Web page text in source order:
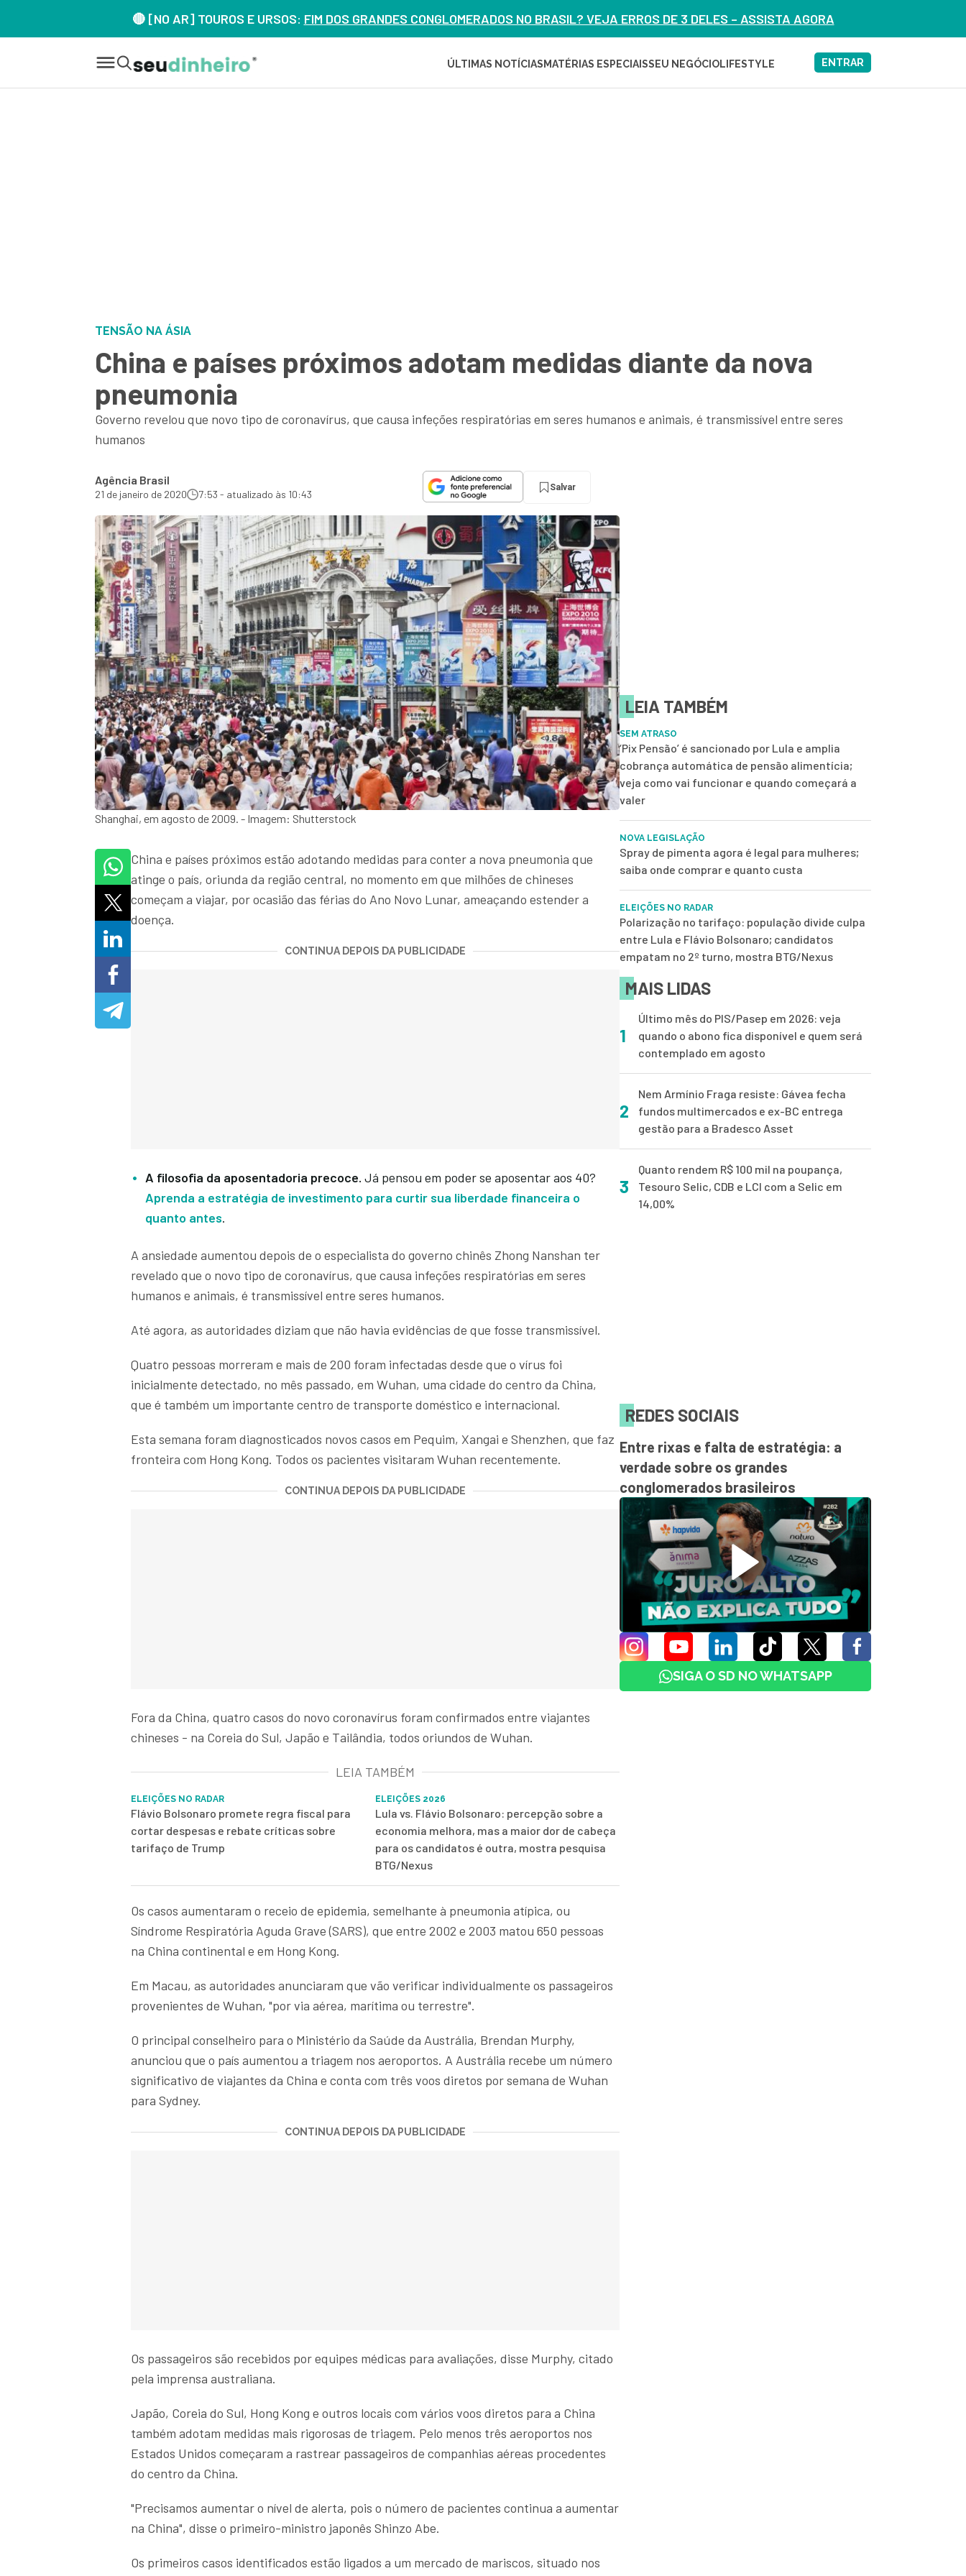
🔴 [NO AR] TOUROS E URSOS: FIM DOS GRANDES CONGLOMERADOS NO BRASIL? VEJA ERROS DE 3 DELES – ASSISTA AGORA
ÚLTIMAS NOTÍCIAS MATÉRIAS ESPECIAISSEU NEGÓCIOLIFESTYLE ENTRAR
TENSÃO NA ÁSIA
China e países próximos adotam medidas diante da nova
pneumonia
Governo revelou que novo tipo de coronavírus, que causa infeções respiratórias em seres humanos e animais, é transmissível entre seres
humanos
Agência Brasil
21 de janeiro de 2020 7:53 - atualizado às 10:43
Salvar
Shanghai, em agosto de 2009. - Imagem: Shutterstock
China e países próximos estão adotando medidas para conter a nova pneumonia que
atinge o país, oriunda da região central, no momento em que milhões de chineses
começam a viajar, por ocasião das férias do Ano Novo Lunar, ameaçando estender a
doença.
CONTINUA DEPOIS DA PUBLICIDADE
A filosofia da aposentadoria precoce. Já pensou em poder se aposentar aos 40?
Aprenda a estratégia de investimento para curtir sua liberdade financeira o
quanto antes.
A ansiedade aumentou depois de o especialista do governo chinês Zhong Nanshan ter
revelado que o novo tipo de coronavírus, que causa infeções respiratórias em seres
humanos e animais, é transmissível entre seres humanos.
Até agora, as autoridades diziam que não havia evidências de que fosse transmissível.
Quatro pessoas morreram e mais de 200 foram infectadas desde que o vírus foi
inicialmente detectado, no mês passado, em Wuhan, uma cidade do centro da China,
que é também um importante centro de transporte doméstico e internacional.
Esta semana foram diagnosticados novos casos em Pequim, Xangai e Shenzhen, que faz
fronteira com Hong Kong. Todos os pacientes visitaram Wuhan recentemente.
CONTINUA DEPOIS DA PUBLICIDADE
Fora da China, quatro casos do novo coronavírus foram confirmados entre viajantes
chineses - na Coreia do Sul, Japão e Tailândia, todos oriundos de Wuhan.
LEIA TAMBÉM
ELEIÇÕES NO RADAR
Flávio Bolsonaro promete regra fiscal para
cortar despesas e rebate críticas sobre
tarifaço de Trump
ELEIÇÕES 2026
Lula vs. Flávio Bolsonaro: percepção sobre a
economia melhora, mas a maior dor de cabeça
para os candidatos é outra, mostra pesquisa
BTG/Nexus
Os casos aumentaram o receio de epidemia, semelhante à pneumonia atípica, ou
Síndrome Respiratória Aguda Grave (SARS), que entre 2002 e 2003 matou 650 pessoas
na China continental e em Hong Kong.
Em Macau, as autoridades anunciaram que vão verificar individualmente os passageiros
provenientes de Wuhan, "por via aérea, marítima ou terrestre".
O principal conselheiro para o Ministério da Saúde da Austrália, Brendan Murphy,
anunciou que o país aumentou a triagem nos aeroportos. A Austrália recebe um número
significativo de viajantes da China e conta com três voos diretos por semana de Wuhan
para Sydney.
CONTINUA DEPOIS DA PUBLICIDADE
Os passageiros são recebidos por equipes médicas para avaliações, disse Murphy, citado
pela imprensa australiana.
Japão, Coreia do Sul, Hong Kong e outros locais com vários voos diretos para a China
também adotam medidas mais rigorosas de triagem. Pelo menos três aeroportos nos
Estados Unidos começaram a rastrear passageiros de companhias aéreas procedentes
do centro da China.
"Precisamos aumentar o nível de alerta, pois o número de pacientes continua a aumentar
na China", disse o primeiro-ministro japonês Shinzo Abe.
Os primeiros casos identificados estão ligados a um mercado de mariscos, situado nos
LEIA TAMBÉM
SEM ATRASO
‘Pix Pensão’ é sancionado por Lula e amplia
cobrança automática de pensão alimentícia;
veja como vai funcionar e quando começará a
valer
NOVA LEGISLAÇÃO
Spray de pimenta agora é legal para mulheres;
saiba onde comprar e quanto custa
ELEIÇÕES NO RADAR
Polarização no tarifaço: população divide culpa
entre Lula e Flávio Bolsonaro; candidatos
empatam no 2º turno, mostra BTG/Nexus
MAIS LIDAS
1
Último mês do PIS/Pasep em 2026: veja
quando o abono fica disponível e quem será
contemplado em agosto
2
Nem Armínio Fraga resiste: Gávea fecha
fundos multimercados e ex-BC entrega
gestão para a Bradesco Asset
3
Quanto rendem R$ 100 mil na poupança,
Tesouro Selic, CDB e LCI com a Selic em
14,00%
REDES SOCIAIS
Entre rixas e falta de estratégia: a
verdade sobre os grandes
conglomerados brasileiros
SIGA O SD NO WHATSAPP